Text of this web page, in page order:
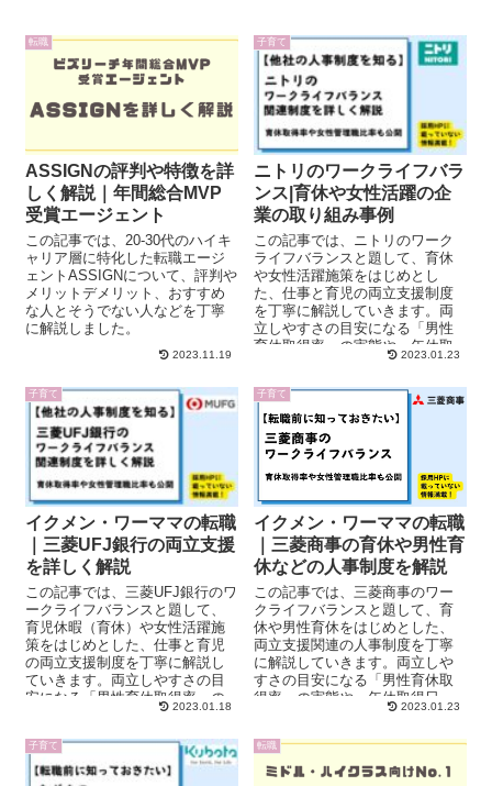
転職
ASSIGNの評判や特徴を詳
しく解説｜年間総合MVP
受賞エージェント
この記事では、20-30代のハイキ
ャリア層に特化した転職エージ
ェントASSIGNについて、評判や
メリットデメリット、おすすめ
な人とそうでない人などを丁寧
に解説しました。
2023.11.19
子育て
ニトリのワークライフバラ
ンス|育休や女性活躍の企
業の取り組み事例
この記事では、ニトリのワーク
ライフバランスと題して、育休
や女性活躍施策をはじめとし
た、仕事と育児の両立支援制度
を丁寧に解説していきます。両
立しやすさの目安になる「男性
育休取得率」の実態や、年休取
得日数・女性管理職数なども具
2023.01.23
子育て
イクメン・ワーママの転職
｜三菱UFJ銀行の両立支援
を詳しく解説
この記事では、三菱UFJ銀行のワ
ークライフバランスと題して、
育児休暇（育休）や女性活躍施
策をはじめとした、仕事と育児
の両立支援制度を丁寧に解説し
ていきます。両立しやすさの目
安になる「男性育休取得率」の
実態や、有給取得日数・女性管
介してきます。
2023.01.18
子育て
イクメン・ワーママの転職
｜三菱商事の育休や男性育
休などの人事制度を解説
この記事では、三菱商事のワー
クライフバランスと題して、育
休や男性育休をはじめとした、
両立支援関連の人事制度を丁寧
に解説していきます。両立しや
すさの目安になる「男性育休取
得率」の実態や、年休取得日
数・女性管理職数なども具体的
2023.01.23
子育て 転職